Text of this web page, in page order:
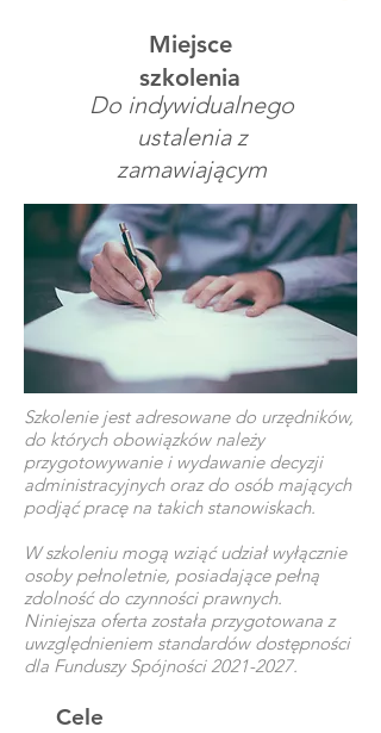
Miejsce
szkolenia
Do indywidualnego
ustalenia z
zamawiającym
Szkolenie jest adresowane do urzędników,
do których obowiązków należy
przygotowywanie i wydawanie decyzji
administracyjnych oraz do osób mających
podjąć pracę na takich stanowiskach.
W szkoleniu mogą wziąć udział wyłącznie
osoby pełnoletnie, posiadające pełną
zdolność do czynności prawnych.
Niniejsza oferta została przygotowana z
uwzględnieniem standardów dostępności
dla Funduszy Spójności2021-2027.
Cele